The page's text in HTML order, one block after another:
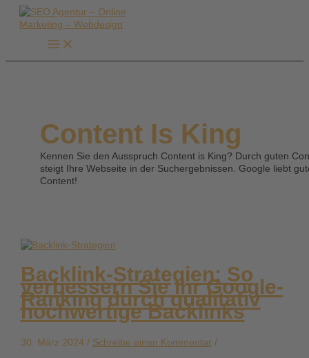
Zum
Inhalt
Content Is King
Kennen Sie den Ausspruch Content is King? Durch guten
steigt Ihre Webseite in der Suchergebnissen. Google liebt
Content!
Backlink-Strategien: So
verbessern Sie Ihr Google-
Ranking durch qualitativ
hochwertige Backlinks
30. März 2024 / Schreibe einen Kommentar /